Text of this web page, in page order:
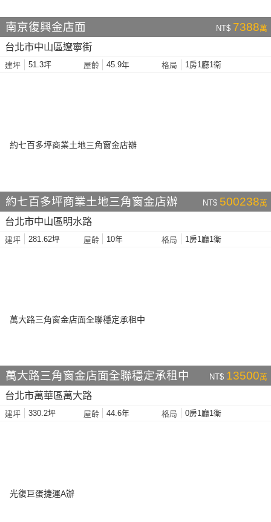
南京復興金店面 NT$ 7388萬
台北市中山區遼寧街
建坪 51.3坪 屋齡 45.9年 格局 1房1廳1衛
約七百多坪商業土地三角窗金店辦 NT$ 500238萬
台北市中山區明水路
建坪 281.62坪 屋齡 10年 格局 1房1廳1衛
萬大路三角窗金店面全聯穩定承租中 NT$ 13500萬
台北市萬華區萬大路
建坪 330.2坪 屋齡 44.6年 格局 0房1廳1衛